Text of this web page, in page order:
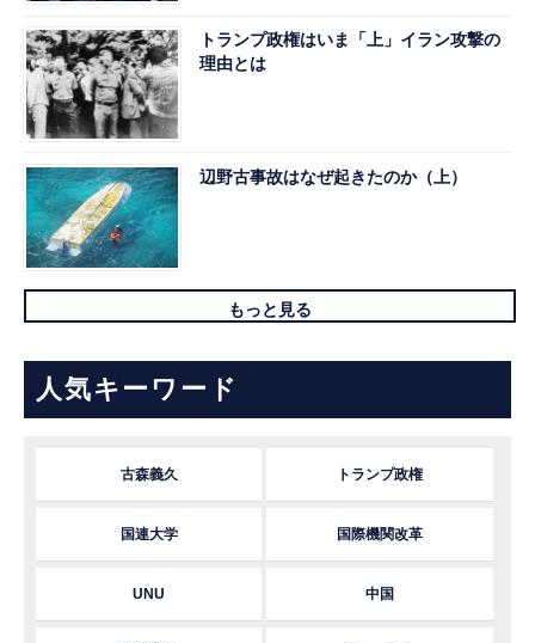
トランプ政権はいま「上」イラン攻撃の
理由とは
辺野古事故はなぜ起きたのか（上）
もっと見る
人気キーワード
古森義久 トランプ政権
国連大学 国際機関改革
UNU 中国